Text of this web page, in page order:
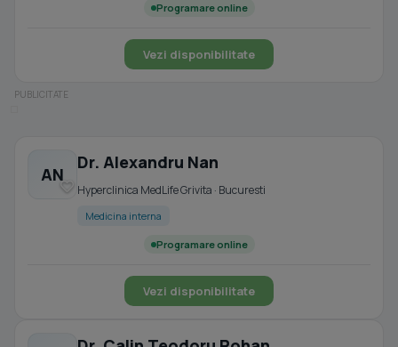
Programare online
Vezi disponibilitate
AN
Dr. Alexandru Nan
Hyperclinica MedLife Grivita · Bucuresti
Medicina interna
Programare online
Vezi disponibilitate